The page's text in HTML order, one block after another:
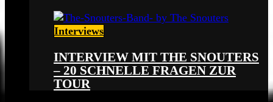
Interviews
INTERVIEW MIT THE SNOUTERS
– 20 SCHNELLE FRAGEN ZUR
TOUR